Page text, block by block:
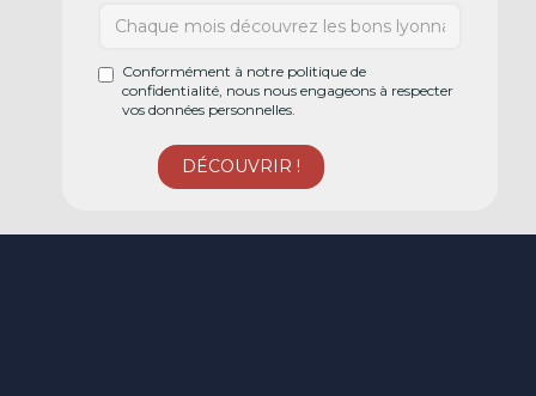
Conformément à notre politique de
confidentialité, nous nous engageons à respecter
vos données personnelles.